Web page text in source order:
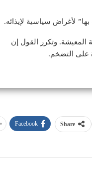
لأغراض سياسية لإيذائه.
المعيشة. وتكرر القول إن
على التضخم.
Share
Facebook